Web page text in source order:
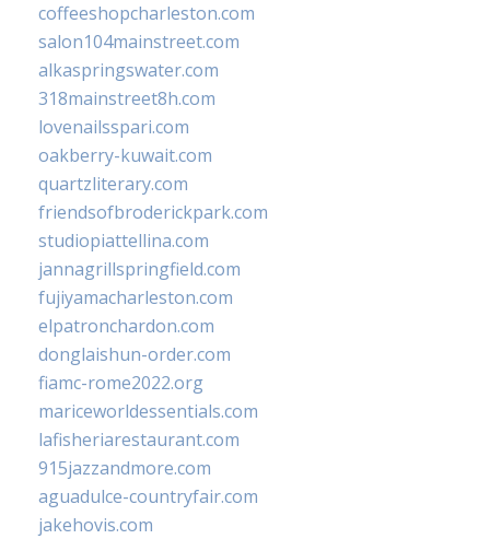
coffeeshopcharleston.com
salon104mainstreet.com
alkaspringswater.com
318mainstreet8h.com
lovenailsspari.com
oakberry-kuwait.com
quartzliterary.com
friendsofbroderickpark.com
studiopiattellina.com
jannagrillspringfield.com
fujiyamacharleston.com
elpatronchardon.com
donglaishun-order.com
fiamc-rome2022.org
mariceworldessentials.com
lafisheriarestaurant.com
915jazzandmore.com
aguadulce-countryfair.com
jakehovis.com